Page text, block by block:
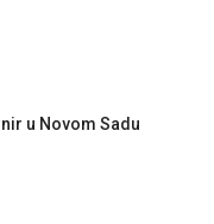
u Novom Sadu